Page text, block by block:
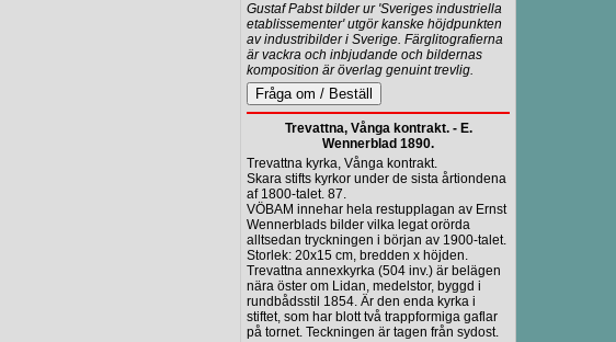
Gustaf Pabst bilder ur 'Sveriges industriella
etablissementer' utgör kanske höjdpunkten
av industribilder i Sverige. Färglitografierna
är vackra och inbjudande och bildernas
komposition är överlag genuint trevlig.
Trevattna, Vånga kontrakt. - E.
Wennerblad 1890.
Trevattna kyrka, Vånga kontrakt.
Skara stifts kyrkor under de sista årtiondena
af 1800-talet. 87.
VÖBAM innehar hela restupplagan av Ernst
Wennerblads bilder vilka legat orörda
alltsedan tryckningen i början av 1900-talet.
Storlek: 20x15 cm, bredden x höjden.
Trevattna annexkyrka (504 inv.) är belägen
nära öster om Lidan, medelstor, byggd i
rundbådsstil 1854. Är den enda kyrka i
stiftet, som har blott två trappformiga gaflar
på tornet. Teckningen är tagen från sydost.